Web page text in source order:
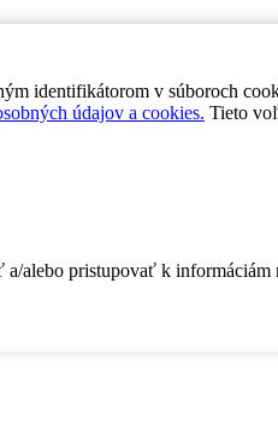
identifikátorom v súboroch
údajov a cookies. Tieto
pristupovať k informáciám